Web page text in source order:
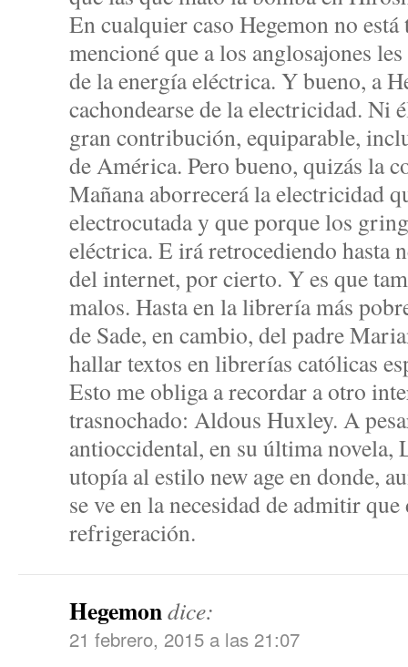
En cualquier caso Hegemon no
mencioné que a los anglosajones
de la energía eléctrica. Y bueno, a
cachondearse de la electricidad. Ni
gran contribución, equiparable,
de América. Pero bueno, quizás la
Mañana aborrecerá la electricidad
electrocutada y que porque los
eléctrica. E irá retrocediendo hasta
del internet, por cierto. Y es que
malos. Hasta en la librería más
de Sade, en cambio, del padre
hallar textos en librerías católicas
Esto me obliga a recordar a otro
trasnochado: Aldous Huxley. A
antioccidental, en su última novela,
utopía al estilo new age en donde,
se ve en la necesidad de admitir
refrigeración.
Hegemondice:
21 febrero, 2015 a las 21:07